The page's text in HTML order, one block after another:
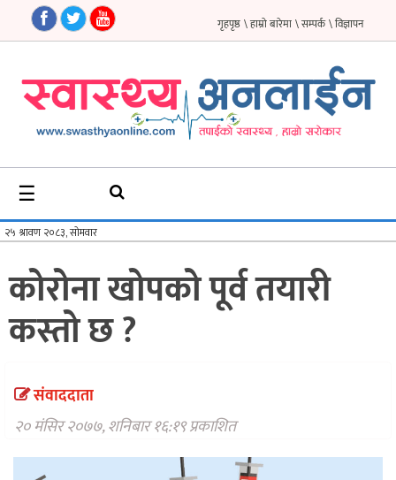
गृहपृष्ठ
समाचार
फिचर
अन्तर्वार्ता
विचार
ब्लग
वैकल्पिक
चिकित्सा
हेल्थ
\ विज्ञापन
\ सम्पर्क
\ हाम्रो बारेमा
गृहपृष्ठ
☰
कोरोना खोपको पूर्व तयारी
कस्तो छ ?
संवाददाता
२० मंसिर २०७७, शनिबार १६:१९ प्रकाशित